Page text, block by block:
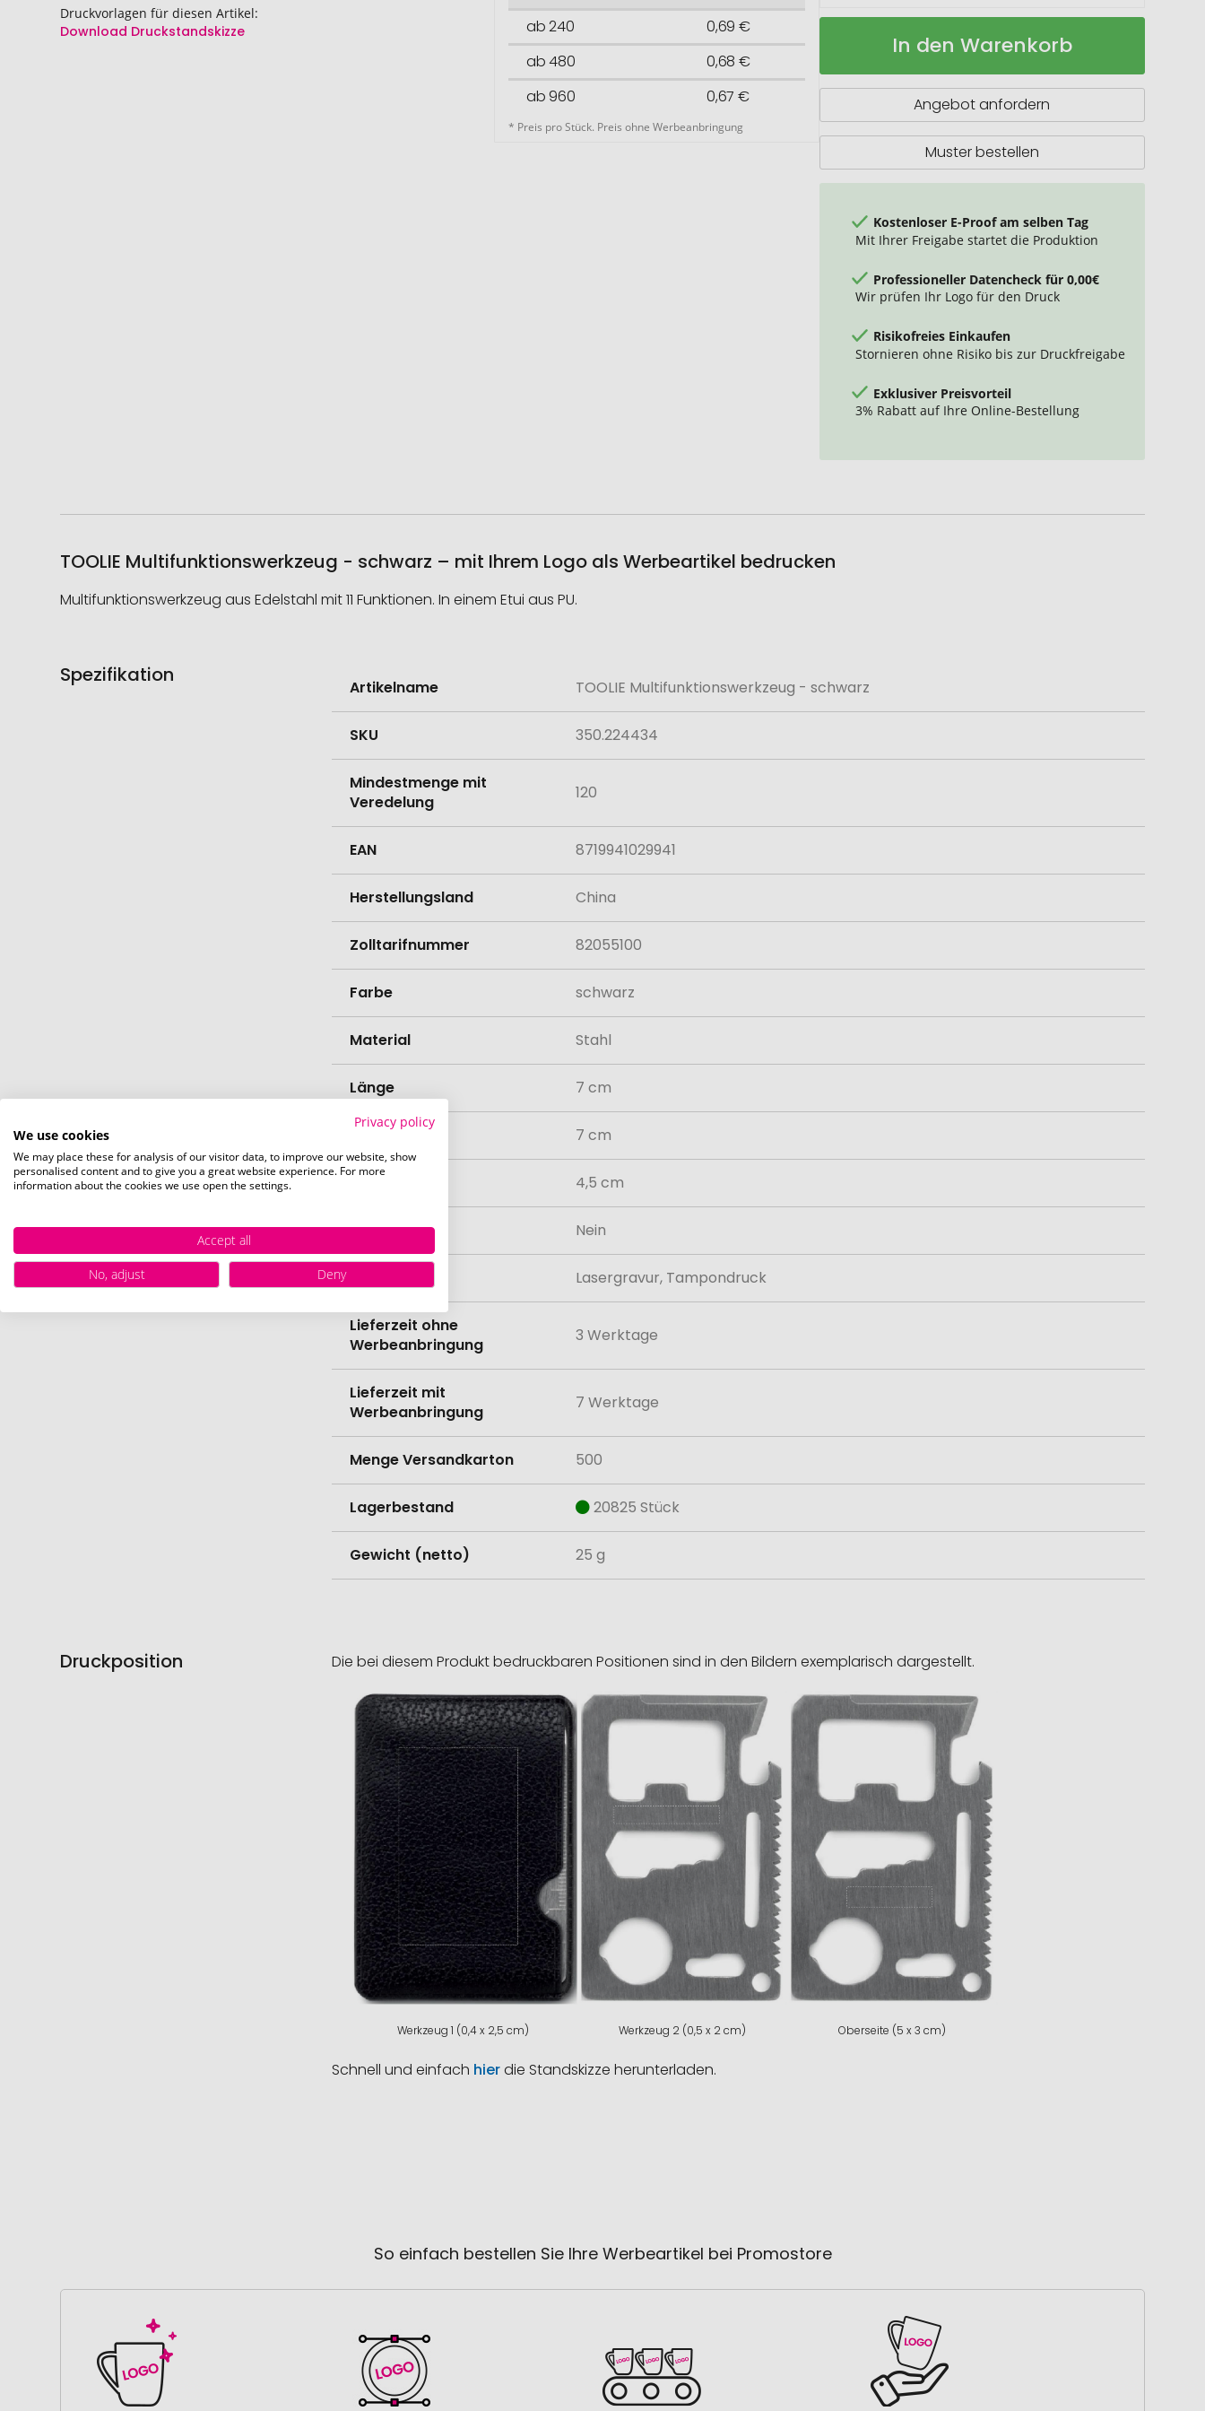
Druckvorlagen für diesen Artikel:
Download Druckstandskizze
ab 240
0,69 €
ab 480
0,68 €
ab 960
0,67 €
* Preis pro Stück. Preis ohne Werbeanbringung
TOOLIE
Multifunktionswerkzeug
Auf
In den Warenkorb
Angebot anfordern
Muster bestellen
Kostenloser E-Proof am selben Tag
Mit Ihrer Freigabe startet die Produktion
Professioneller Datencheck für 0,00€
Wir prüfen Ihr Logo für den Druck
Risikofreies Einkaufen
Stornieren ohne Risiko bis zur Druckfreigabe
Exklusiver Preisvorteil
3% Rabatt auf Ihre Online-Bestellung
TOOLIE Multifunktionswerkzeug - schwarz – mit Ihrem Logo als Werbeartikel bedrucken
Multifunktionswerkzeug aus Edelstahl mit 11 Funktionen. In einem Etui aus PU.
Spezifikation
Informationen
Artikelname TOOLIE Multifunktionswerkzeug - schwarz
SKU 350.224434
Mindestmenge mit
Veredelung
120
EAN 8719941029941
Herstellungsland China
Zolltarifnummer 82055100
Farbe schwarz
Material Stahl
Länge 7 cm
Breite 7 cm
4,5 cm
Bio-Produkt Nein
Lasergravur, Tampondruck
Lieferzeit ohne
Werbeanbringung
3 Werktage
Lieferzeit mit
Werbeanbringung
7 Werktage
Menge Versandkarton 500
Lagerbestand 20825 Stück
Gewicht (netto) 25 g
Druckposition Die bei diesem Produkt bedruckbaren Positionen sind in den Bildern exemplarisch dargestellt.
Werkzeug 1 (0,4 x 2,5 cm) Werkzeug 2 (0,5 x 2 cm) Oberseite (5 x 3 cm)
Schnell und einfach hierdie Standskizze herunterladen.
So einfach bestellen Sie Ihre Werbeartikel bei Promostore
Privacy policy
We use cookies
We may place these for analysis of our visitor data, to improve our website, show
personalised content and to give you a great website experience. For more
information about the cookies we use open the settings.
Accept all
No, adjust
Deny